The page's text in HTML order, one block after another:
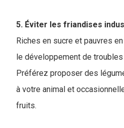
5. Éviter les friandises
Riches en sucre et pauvres
le développement de
Préférez proposer des
à votre animal et
fruits.